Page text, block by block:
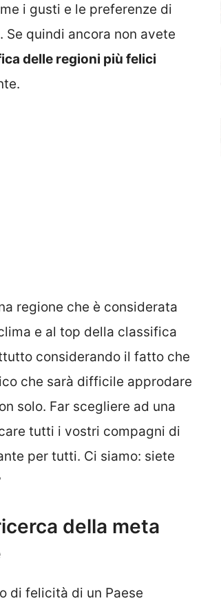
i gusti e le preferenze di
quindi ancora non avete
delle regioni più felici
regione che è considerata
e al top della classifica
considerando il fatto che
che sarà difficile approdare
solo. Far scegliere ad una
tutti i vostri compagni di
per tutti. Ci siamo: siete
della meta
di felicità di un Paese